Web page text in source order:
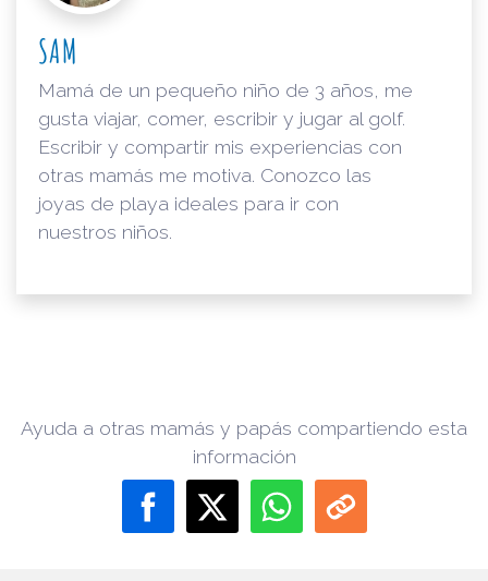
SAM
Mamá de un pequeño niño de 3 años, me
gusta viajar, comer, escribir y jugar al golf.
Escribir y compartir mis experiencias con
otras mamás me motiva. Conozco las
joyas de playa ideales para ir con
nuestros niños.
Ayuda a otras mamás y papás compartiendo esta
información